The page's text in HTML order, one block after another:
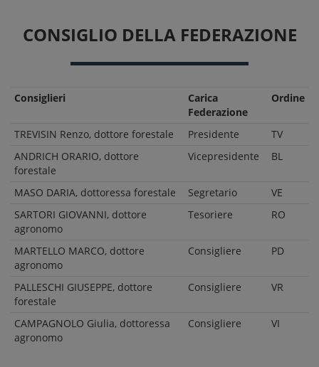
CONSIGLIO DELLA FEDERAZIONE
Consiglieri
Carica
Federazione
Ordine
TREVISIN Renzo, dottore forestale Presidente
TV
ANDRICH ORARIO, dottore
forestale
Vicepresidente BL
MASO DARIA, dottoressa forestale Segretario
VE
SARTORI GIOVANNI, dottore
agronomo
Tesoriere RO
MARTELLO MARCO, dottore
agronomo
Consigliere PD
PALLESCHI GIUSEPPE, dottore
forestale
Consigliere VR
CAMPAGNOLO Giulia, dottoressa
agronomo
Consigliere VI